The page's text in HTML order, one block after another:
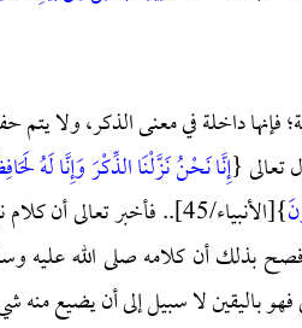
داخلة في معنى الذكر، ولا يتم
تعالى {إِنَّا نَحْنُ نَزَّلْنَا الذِّكْرَ وَإِنَّا لَهُ
}[الأنبياء/45].. فأخبر
بذلك أن كلامه صلى الله عليه
باليقين لا سبيل إلى أن يضيع منه